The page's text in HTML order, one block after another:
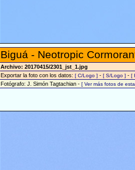
Biguá - Neotropic
Archivo: 20170415/2301_jst_1.jpg
Exportar la foto con los datos: [ C/Logo ] - [ S/Logo ] - [
Fotógrafo: J. Simón Tagtachian - [ Ver más fotos de